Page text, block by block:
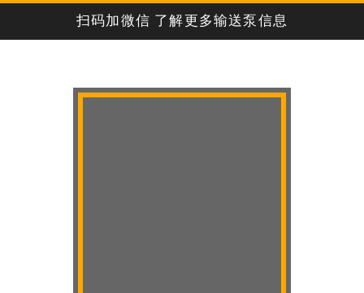
扫码加微信 了解更多输送泵信息